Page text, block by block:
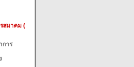
สมาคม (
การ